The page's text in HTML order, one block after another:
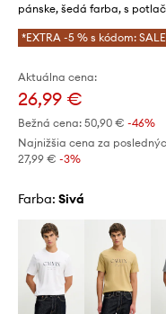
pánske, šedá farba, s
*EXTRA -5 % s kódom: SALE
Aktuálna cena:
26,99 €
Bežná cena: 50,90 € -46%
Najnižšia cena za
27,99 € -3%
Farba: sivá